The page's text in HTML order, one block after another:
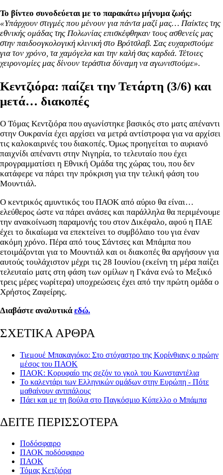
Το βίντεο συνοδεύεται με το παρακάτω μήνυμα ζωής:
«Υπάρχουν στιγμές που μένουν για πάντα μαζί μας… Παίκτες της
εθνικής ομάδας της Πολωνίας επισκέφθηκαν τους ασθενείς μας
στην παιδοογκολογική κλινική στο Βρότσλαβ. Σας ευχαριστούμε
για τον χρόνο, τα χαμόγελα και την καλή σας καρδιά. Τέτοιες
χειρονομίες μας δίνουν τεράστια δύναμη να αγωνιστούμε».
Κεντζιόρα: παίζει την Τετάρτη (3/6) και
μετά… διακοπές
Ο Τόμας Κεντζιόρα που αγωνίστηκε βασικός στο ματς απέναντι
στην Ουκρανία έχει αρχίσει να μετρά αντίστροφα για να αρχίσει
τις καλοκαιρινές του διακοπές. Όμως προηγείται το αυριανό
παιχνίδι απέναντι στην Νιγηρία, το τελευταίο που έχει
προγραμματίσει η Εθνική Ομάδα της χώρας του, που δεν
κατάφερε να πάρει την πρόκριση για την τελική φάση του
Μουντιάλ.
Ο κεντρικός αμυντικός του ΠΑΟΚ από αύριο θα είναι…
ελεύθερος ώστε να πάρει ανάσες και παράλληλα θα περιμένουμε
την ανακοίνωση παραμονής του στον Δικέφαλο, αφού η ΠΑΕ
έχει το δικαίωμα να επεκτείνει το συμβόλαιο του για έναν
ακόμη χρόνο. Πέρα από τους Σάντσες και Μπάμπα που
ετοιμάζονται για το Μουντιάλ και οι διακοπές θα αργήσουν για
αυτούς τουλάχιστον μέχρι τις 28 Ιουνίου (εκείνη τη μέρα παίζει
τελευταίο ματς στη φάση των ομίλων η Γκάνα ενώ το Μεξικό
τρεις μέρες νωρίτερα) υποχρεώσεις έχει από την πρώτη ομάδα ο
Χρήστος Ζαφείρης.
Διαβάστε αναλυτικάεδώ.
ΣΧΕΤΙΚΑ ΑΡΘΡΑ
Τιεμουέ Μπακαγιόκο: Στο στόχαστρο της Κορίνθιανς ο πρώην
μέσος του ΠΑΟΚ
ΠΑΟΚ: Κορυφαίο της σεζόν το γκολ του Κωνσταντέλια
Το καλεντάρι των Ελληνικών ομάδων στην Ευρώπη - Πότε
μαθαίνουν αντιπάλους
Πάει και με τη βούλα στο Παγκόσμιο Κύπελλο ο Μπάμπα
ΔΕΙΤΕ ΠΕΡΙΣΣΟΤΕΡΑ
Ποδόσφαιρο
ΠΑΟΚ ποδόσφαιρο
ΠΑΟΚ
Τόμας Κετζιόρα